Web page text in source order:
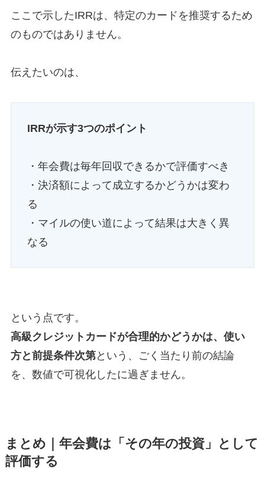
ここで示したIRRは、特定のカードを推奨するため
のものではありません。
伝えたいのは、
IRRが示す3つのポイント
・年会費は毎年回収できるかで評価すべき
・決済額によって成立するかどうかは変わ
る
・マイルの使い道によって結果は大きく異
なる
という点です。
高級クレジットカードが合理的かどうかは、 使い
方と前提条件次第という、ごく当たり前の結論
を、数値で可視化したに過ぎません。
まとめ｜年会費は「その年の投資」として
評価する